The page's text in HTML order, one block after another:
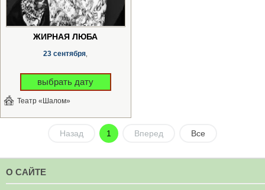
ЖИРНАЯ ЛЮБА
23 сентября
выбрать дату
Театр «Шалом»
Назад 1 Вперед Все
О САЙТЕ